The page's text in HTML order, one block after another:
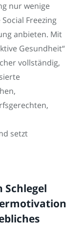
nur wenige
Freezing
anbieten. Mit
Gesundheit“
vollständig,
setzt